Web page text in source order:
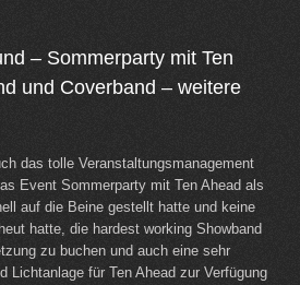
– Sommerparty mit Ten
und Coverband – weitere
das tolle Veranstaltungsmanagement
Event Sommerparty mit Ten Ahead als
auf die Beine gestellt hatte und keine
hatte, die hardest working Showband
zu buchen und auch eine sehr
Lichtanlage für Ten Ahead zur Verfügung